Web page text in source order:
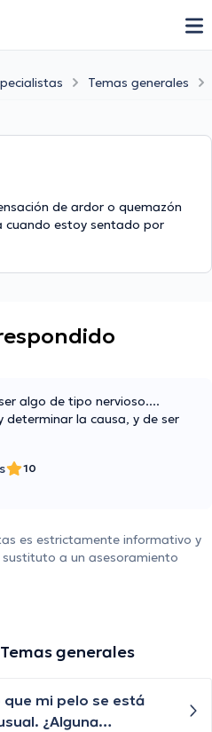
Temas generales
de ardor o quemazón
cuando estoy sentado por
algo de tipo nervioso....
determinar la causa, y de ser
10
es estrictamente informativo y
a un asesoramiento
generales
mi pelo se está
¿Alguna